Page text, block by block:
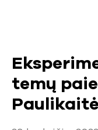
temų